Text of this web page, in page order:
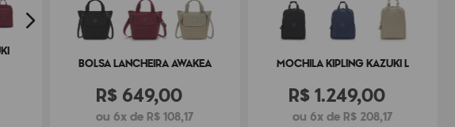
BOLSA LANCHEIRA AWAKEA
R$ 649,00
ou 6x de R$ 108,17
MOCHILA KIPLING KAZUKI L
R$1.249,00
ou 6x de R$ 208,17